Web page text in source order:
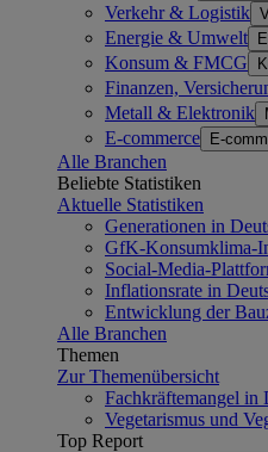
Verkehr & Logistik
Energie & Umwelt
Konsum & FMCG
Finanzen,
Metall & Elektronik
E-commerce E-
Alle Branchen
Beliebte Statistiken
Aktuelle Statistiken
Generationen in
GfK-Konsumklima-
Social-Media-
Inflationsrate in
Entwicklung der
Alle Branchen
Themen
Zur Themenübersicht
Fachkräftemangel in
Vegetarismus und
Top Report